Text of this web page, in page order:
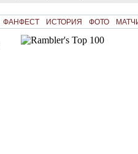
ФАНФЕСТ ИСТОРИЯ ФОТО